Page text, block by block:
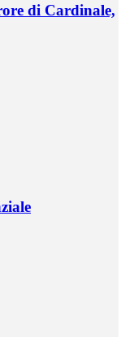
di Cardinale,